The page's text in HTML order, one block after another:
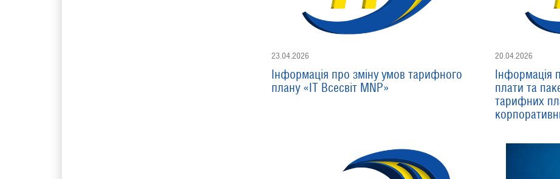
23.04.2026
Інформація про зміну умов тарифного
плану «ІТ Всесвіт MNP»
20.04.2026
Інформація
плати та
тарифних